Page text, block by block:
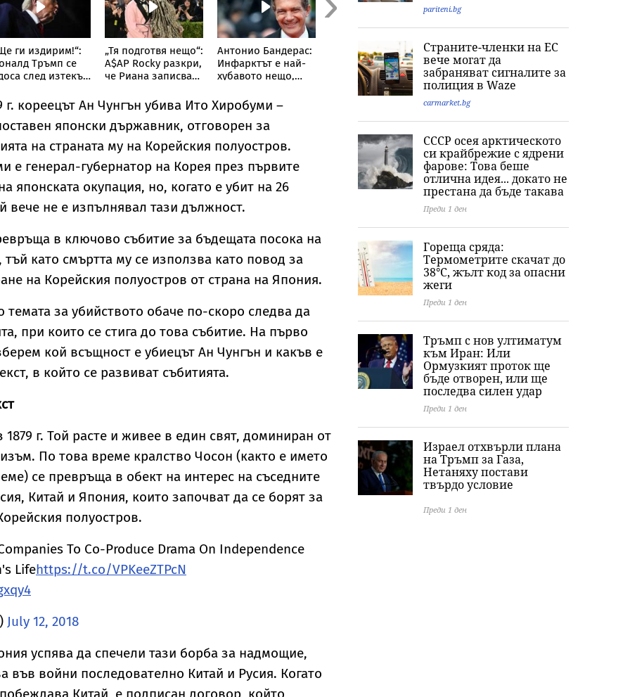
ги издирим!“:
Тръмп се
след изтекъл
в Пентагона
„Тя подготвя нещо“:
A$AP Rocky разкри,
че Риана записва
Антонио Бандерас:
Инфарктът е най-
хубавото нещо,
случвало
Русия уби
рекорден брой
цивилни в Украйна
през юли
Иран и Оман
напредват към
споразумение за
Ормузкия проток
„Какво би
Тъжното
г. кореецът Ан Чунгън убива Ито Хиробуми –
японски държавник, отговорен за
на страната му на Корейския полуостров.
е генерал-губернатор на Корея през първите
японската окупация, но, когато е убит на 26
вече не е изпълнявал тази дължност.
в ключово събитие за бъдещата посока на
тъй като смъртта му се използва като повод за
на Корейския полуостров от страна на Япония.
темата за убийството обаче по-скоро следва да
при които се стига до това събитие. На първо
кой всъщност е убиецът Ан Чунгън и какъв е
в който се развиват събитията.
г. Той расте и живее в един свят, доминиран от
По това време кралство Чосон (както е името
се превръща в обект на интерес на съседните
Китай и Япония, които започват да се борят за
полуостров.
To Co-Produce Drama On Independence
Lifehttps://t.co/VPKeeZTPcN
July 12, 2018
успява да спечели тази борба за надмощие,
във войни последователно Китай и Русия. Когато
pariteni.bg
Страните-членки на ЕС
вече могат да
забраняват сигналите за
полиция в Waze
carmarket.bg
СССР осея арктическото
си крайбрежие с ядрени
фарове: Това беше
отлична идея... докато не
престана да бъде такава
Преди 1 ден
Гореща сряда:
Термометрите скачат до
38°C, жълт код за опасни
жеги
Преди 1 ден
Тръмп с нов ултиматум
към Иран: Или
Ормузкият проток ще
бъде отворен, или ще
последва силен удар
Преди 1 ден
Израел отхвърли плана
на Тръмп за Газа,
Нетаняху постави
твърдо условие
Преди 1 ден